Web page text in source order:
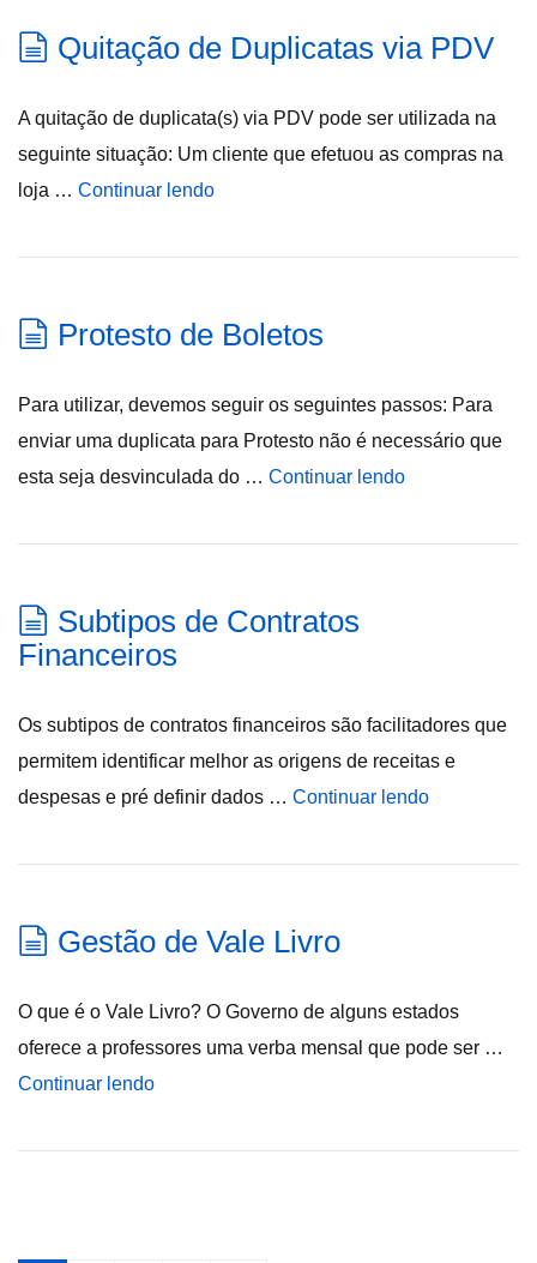
Quitação de Duplicatas via PDV
A quitação de duplicata(s) via PDV pode ser utilizada na
seguinte situação: Um cliente que efetuou as compras na
loja … Continuar lendo
Protesto de Boletos
Para utilizar, devemos seguir os seguintes passos: Para
enviar uma duplicata para Protesto não é necessário que
esta seja desvinculada do … Continuar lendo
Subtipos de Contratos
Financeiros
Os subtipos de contratos financeiros são facilitadores que
permitem identificar melhor as origens de receitas e
despesas e pré definir dados … Continuar lendo
Gestão de Vale Livro
O que é o Vale Livro? O Governo de alguns estados
oferece a professores uma verba mensal que pode ser …
Continuar lendo